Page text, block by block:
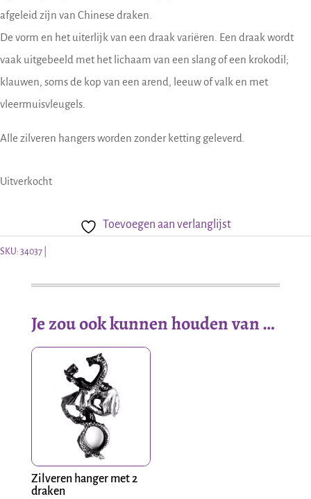
afgeleid zijn van Chinese draken.
De vorm en het uiterlijk van een draak variëren. Een draak wordt
vaak uitgebeeld met het lichaam van een slang of een krokodil;
klauwen, soms de kop van een arend, leeuw of valk en met
vleermuisvleugels.
Alle zilveren hangers worden zonder ketting geleverd.
Uitverkocht
Toevoegen aan verlanglijst
SKU: 34037
Je zou ook kunnen houden van …
Zilveren hanger met 2
draken